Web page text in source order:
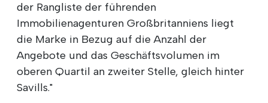
der Rangliste der führenden
Immobilienagenturen Großbritanniens liegt
die Marke in Bezug auf die Anzahl der
Angebote und das Geschäftsvolumen im
oberen Quartil an zweiter Stelle, gleich hinter
Savills."